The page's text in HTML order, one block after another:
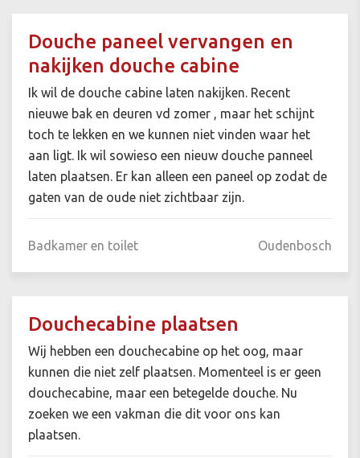
Douche paneel vervangen en
nakijken douche cabine
Ik wil de douche cabine laten nakijken. Recent
nieuwe bak en deuren vd zomer , maar het schijnt
toch te lekken en we kunnen niet vinden waar het
aan ligt. Ik wil sowieso een nieuw douche panneel
laten plaatsen. Er kan alleen een paneel op zodat de
gaten van de oude niet zichtbaar zijn.
Badkamer en toilet Oudenbosch
Douchecabine plaatsen
Wij hebben een douchecabine op het oog, maar
kunnen die niet zelf plaatsen. Momenteel is er geen
douchecabine, maar een betegelde douche. Nu
zoeken we een vakman die dit voor ons kan
plaatsen.